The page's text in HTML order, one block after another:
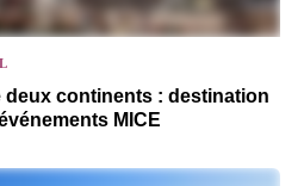
deux continents : destination
MICE